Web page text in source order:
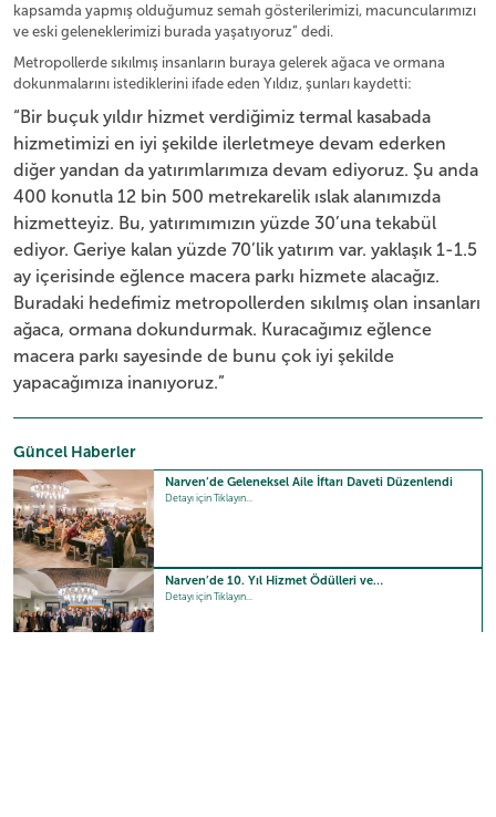
Güncel Haberler
Narven’de Geleneksel Aile İftarı Daveti Düzenlendi
Detayı için Tıklayın...
Narven’de 10. Yıl Hizmet Ödülleri ve…
Detayı için Tıklayın...
kapsamda yapmış olduğumuz semah gösterilerimizi, macuncularımızı
ve eski geleneklerimizi burada yaşatıyoruz” dedi.
Metropollerde sıkılmış insanların buraya gelerek ağaca ve ormana
dokunmalarını istediklerini ifade eden Yıldız, şunları kaydetti:
“Bir buçuk yıldır hizmet verdiğimiz termal kasabada
hizmetimizi en iyi şekilde ilerletmeye devam ederken
diğer yandan da yatırımlarımıza devam ediyoruz. Şu anda
400 konutla 12 bin 500 metrekarelik ıslak alanımızda
hizmetteyiz. Bu, yatırımımızın yüzde 30’una tekabül
ediyor. Geriye kalan yüzde 70’lik yatırım var. yaklaşık 1-1.5
ay içerisinde eğlence macera parkı hizmete alacağız.
Buradaki hedefimiz metropollerden sıkılmış olan insanları
ağaca, ormana dokundurmak. Kuracağımız eğlence
macera parkı sayesinde de bunu çok iyi şekilde
yapacağımıza inanıyoruz.”